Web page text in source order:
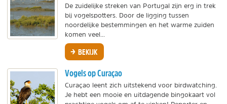
De zuidelijke streken van Portugal zijn erg in trek
bij vogelspotters. Door de ligging tussen
noordelijke bestemmingen en het warme zuiden
komen veel...
BEKIJK
Vogels op Curaçao
Curaçao leent zich uitstekend voor birdwatching.
Je hebt een mooie en uitdagende bingokaart vol